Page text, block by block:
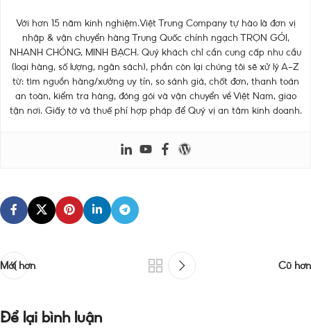
Với hơn 15 năm kinh nghiệm.Việt Trung Company tự hào là đơn vị
nhập & vận chuyển hàng Trung Quốc chính ngạch TRỌN GÓI,
NHANH CHÓNG, MINH BẠCH. Quý khách chỉ cần cung cấp nhu cầu
(loại hàng, số lượng, ngân sách), phần còn lại chúng tôi sẽ xử lý A–Z
từ: tìm nguồn hàng/xưởng uy tín, so sánh giá, chốt đơn, thanh toán
an toàn, kiểm tra hàng, đóng gói và vận chuyển về Việt Nam, giao
tận nơi. Giấy tờ và thuế phí hợp pháp để Quý vị an tâm kinh doanh.
Mới hơn Cũ hơn
Để lại bình luận